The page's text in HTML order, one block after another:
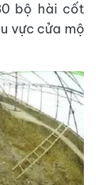
bộ hài cốt
vực cửa mộ